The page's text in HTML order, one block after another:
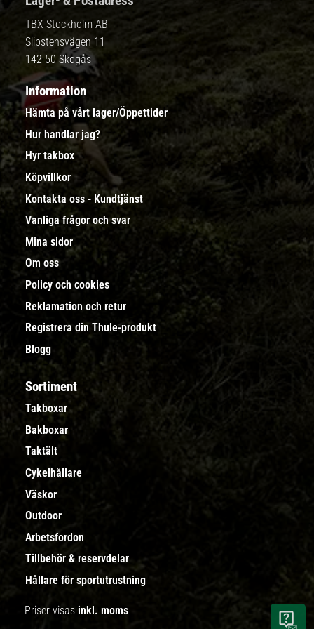
TBX Stockholm AB
Slipstensvägen 11
142 50 Skogås
Information
Hämta på vårt lager/Öppettider
Hur handlar jag?
Hyr takbox
Köpvillkor
Kontakta oss - Kundtjänst
Vanliga frågor och svar
Mina sidor
Om oss
Policy och cookies
Reklamation och retur
Registrera din Thule-produkt
Blogg
Sortiment
Takboxar
Bakboxar
Taktält
Cykelhållare
Väskor
Outdoor
Arbetsfordon
Tillbehör & reservdelar
Hållare för sportutrustning
Priser visas inkl. moms